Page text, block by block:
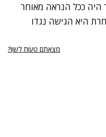
היה ככל הנראה מאוחר
היא הגישה נגדו
מצאתם טעות לשון?